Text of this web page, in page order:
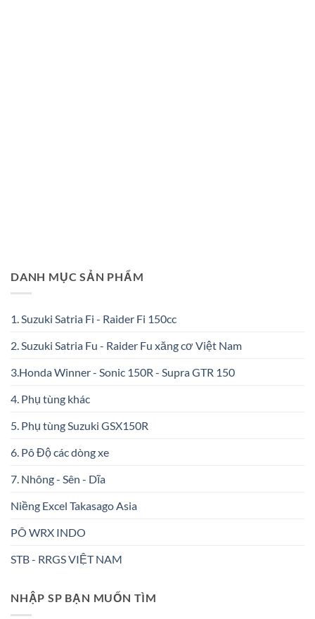
DANH MỤC SẢN PHẨM
1. Suzuki Satria Fi - Raider Fi 150cc
2. Suzuki Satria Fu - Raider Fu xăng cơ Việt Nam
3.Honda Winner - Sonic 150R - Supra GTR 150
4. Phụ tùng khác
5. Phụ tùng Suzuki GSX150R
6. Pô Độ các dòng xe
7. Nhông - Sên - Dĩa
Niềng Excel Takasago Asia
PÔ WRX INDO
STB - RRGS VIỆT NAM
NHẬP SP BẠN MUỐN TÌM